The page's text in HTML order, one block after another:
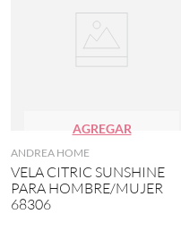
AGREGAR
ANDREA HOME
VELA CITRIC SUNSHINE
PARA HOMBRE/MUJER
68306